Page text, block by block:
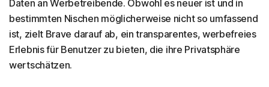
Daten an Werbetreibende. Obwohl es neuer ist und in
bestimmten Nischen möglicherweise nicht so umfassend
ist, zielt Brave darauf ab, ein transparentes, werbefreies
Erlebnis für Benutzer zu bieten, die ihre Privatsphäre
wertschätzen.